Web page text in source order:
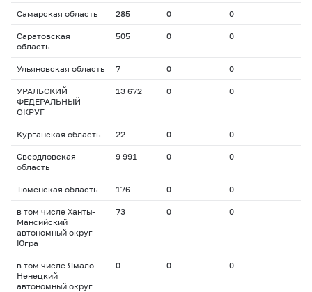
Самарская область 285 0 0
Саратовская
область
505 0 0
Ульяновская область 7 0 0
УРАЛЬСКИЙ
ФЕДЕРАЛЬНЫЙ
ОКРУГ
13 672 0 0
Курганская область 22 0 0
Свердловская
область
9 991 0 0
Тюменская область 176 0 0
в том числе Ханты-
Мансийский
автономный округ -
Югра
73 0 0
в том числе Ямало-
Ненецкий
автономный округ
0 0 0